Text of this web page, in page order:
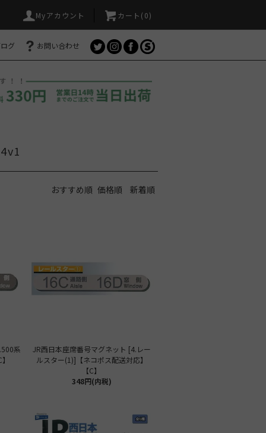
Myアカウント カート( 0)
グ お問い合わせ
おすすめ順 価格順 新着順
系
JR西日本座席番号マグネット [4.レー
ルスター(1)]【ネコポス配送対応】
【C】
348円(内税)